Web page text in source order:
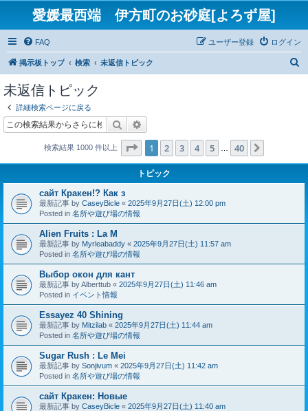
愛媛最西端 伊方町のお砂庭[よろず屋]
FAQ ログイン
ユーザー登録
掲示板トップ 検索 未返信トピック
未返信トピック
詳細検索ページに戻る
検索
検索結果 1000 件以上 ページ1 ／
1 2 3 4 5 40
トピック
сайт Кракен!? Как з
最新記事 by CaseyBicle « 2025年9月27日(土) 12:00 pm
Posted in 名所や遊び場の情報
Alien Fruits : La M
最新記事 by Myrleabaddy « 2025年9月27日(土) 11:57 am
Posted in 名所や遊び場の情報
Выбор окон для кант
最新記事 byAlberttub « 2025年9月27日(土) 11:46 am
Posted in イベント情報
Essayez 40 Shining
最新記事 by Mitzilab « 2025年9月27日(土) 11:44 am
Posted in 名所や遊び場の情報
Sugar Rush : Le Mei
最新記事 by Sonjivum « 2025年9月27日(土) 11:42 am
Posted in 名所や遊び場の情報
сайт Кракен: Новые
最新記事 by CaseyBicle « 2025年9月27日(土) 11:40 am